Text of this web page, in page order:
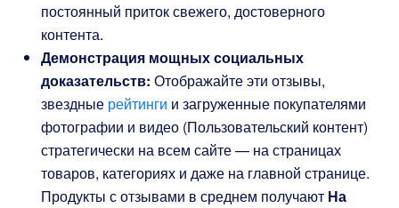
постоянный приток свежего, достоверного
контента.
Демонстрация мощных социальных
доказательств: Отображайте эти отзывы,
звездные рейтинги и загруженные покупателями
фотографии и видео (Пользовательский контент)
стратегически на всем сайте — на страницах
товаров, категориях и даже на главной странице.
Продукты с отзывами в среднем получают На